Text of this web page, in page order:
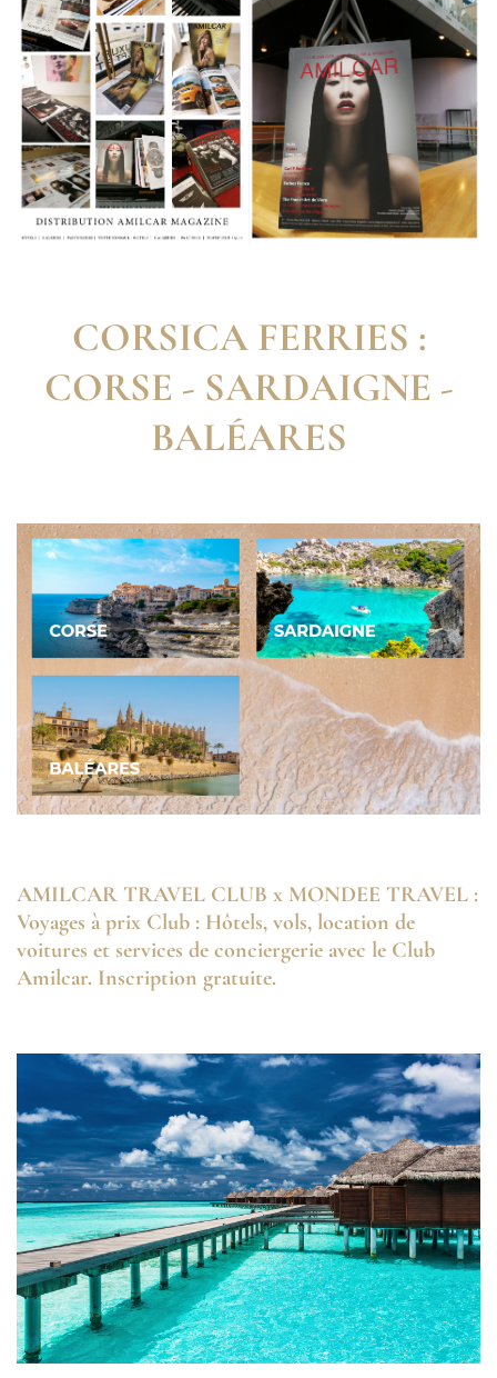
CORSICA FERRIES :
CORSE - SARDAIGNE -
BALÉARES
AMILCAR TRAVEL CLUB x MONDEE TRAVEL :
Voyages à prix Club : Hôtels, vols, location de
voitures et services de conciergerie avec le Club
Amilcar. Inscription gratuite.